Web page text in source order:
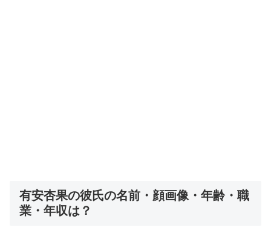
有安杏果の彼氏の名前・顔画像・年齢・職
業・年収は？